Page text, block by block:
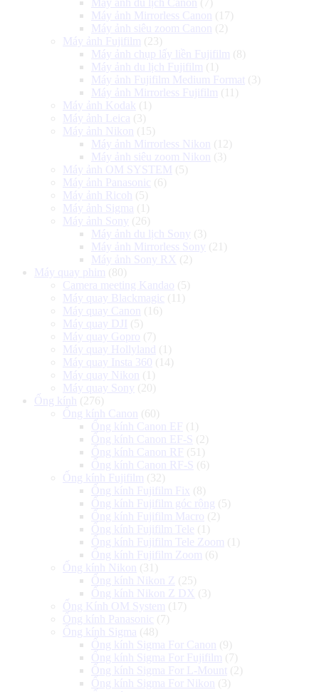
Máy ảnh Mirrorless Canon
(17)
Máy ảnh siêu zoom Canon
(2)
Máy ảnh Fujifilm (23)
Máy ảnh chụp lấy liền Fujifilm (8)
Máy ảnh du lịch Fujifilm (1)
Máy ảnh Fujifilm Medium Format (3)
Máy ảnh Mirrorless Fujifilm (11)
Máy ảnh Kodak (1)
Máy ảnh Leica (3)
Máy ảnh Nikon
(15)
Máy ảnh Mirrorless Nikon
(12)
Máy ảnh siêu zoom Nikon
(3)
Máy ảnh OM SYSTEM (5)
Máy ảnh Panasonic (6)
Máy ảnh Ricoh
(5)
Máy ảnh Sigma (1)
Máy ảnh Sony (26)
Máy ảnh du lịch Sony (3)
Máy ảnh Mirrorless Sony (21)
Máy ảnh Sony RX (2)
Máy quay phim (80)
Camera meeting Kandao (5)
Máy quay Blackmagic (11)
Máy quay Canon
(16)
Máy quay DJI (5)
Máy quay Gopro (7)
Máy quay Hollyland
(1)
Máy quay Insta 360 (14)
Máy quay Nikon
(1)
Máy quay Sony (20)
Ống kính
(276)
Ống kính Canon
(60)
Ống kính Canon EF
(1)
Ống kính Canon EF-S (2)
Ống kính Canon RF
(51)
Ống kính Canon RF-S (6)
Ống kính Fujifilm (32)
Ống kính Fujifilm Fix (8)
Ống kính Fujifilm góc rộng (5)
Ống kính Fujifilm Macro (2)
Ống kính Fujifilm Tele (1)
Ống kính Fujifilm Tele Zoom (1)
Ống kính Fujifilm Zoom (6)
Ống kính Nikon
(31)
Ống kính Nikon Z (25)
Ống kính Nikon Z DX (3)
Ống Kính OM System (17)
Ống kính Panasonic (7)
Ống kính Sigma (48)
Ống kính Sigma For Canon
(9)
Ống kính Sigma For Fujifilm (7)
Ống kính Sigma For L-Mount (2)
Ống kính Sigma For Nikon
(3)